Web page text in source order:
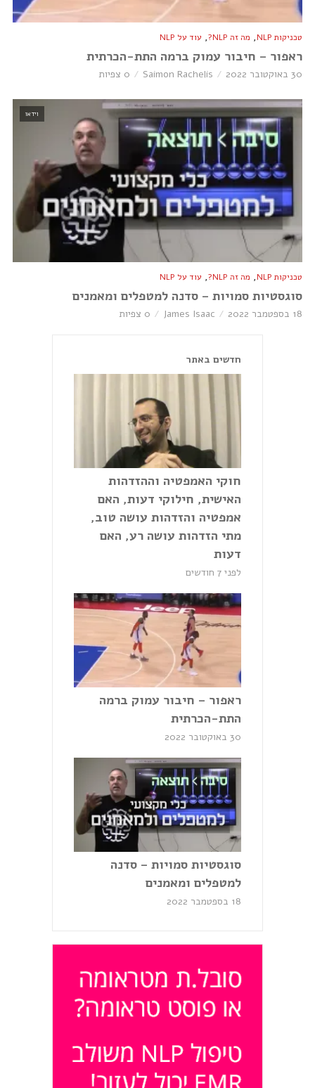
טכניקות NLP , מה זה NLP? , עוד על NLP
ראפור – חיבור עמוק ברמה התת-הכרתית
30 באוקטובר 2022 Saimon Rachelis 0 צפיות
וידאו
טכניקות NLP , מה זה NLP? , עוד על NLP
סוגסטיות סמויות – סדנה למטפלים ומאמנים
18 בספטמבר 2022 James Isaac 0 צפיות
חדשים באתר
חוקי האמפטיה וההזדהות
האישית, חילוקי דעות, האם
אמפטיה והזדהות עושה טוב,
מתי הזדהות עושה רע, האם
דעות
לפני 7 חודשים
ראפור – חיבור עמוק ברמה
התת-הכרתית
30 באוקטובר 2022
סוגסטיות סמויות – סדנה
למטפלים ומאמנים
18 בספטמבר 2022